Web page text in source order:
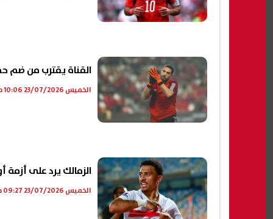
القناة يقترب من ضم
الخميس 23/07/2026 10:06 م
الزمالك يرد على أزمة
الخميس 23/07/2026 09:27 م